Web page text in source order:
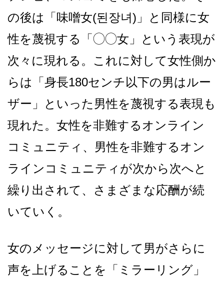
の後は「味噌女(된장녀)」と同様に女
性を蔑視する「◯◯女」という表現が
次々に現れる。これに対して女性側か
らは「身長180センチ以下の男はルー
ザー」といった男性を蔑視する表現も
現れた。女性を非難するオンライン
コミュニティ、男性を非難するオン
ラインコミュニティが次から次へと
繰り出されて、さまざまな応酬が続
いていく。
女のメッセージに対して男がさらに
声を上げることを「ミラーリング」